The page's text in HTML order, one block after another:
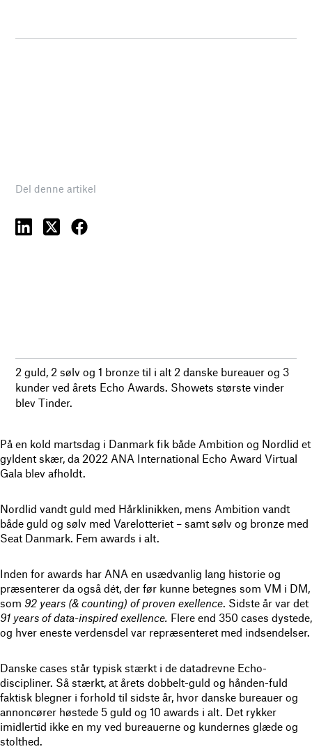
Del denne artikel
2 guld, 2 sølv og 1 bronze til i alt 2 danske bureauer og 3
kunder ved årets Echo Awards. Showets største vinder
blev Tinder.
På en kold martsdag i Danmark fik både Ambition og Nordlid et
gyldent skær, da 2022 ANA International Echo Award Virtual
Gala blev afholdt.
Nordlid vandt guld med Hårklinikken, mens Ambition vandt
både guld og sølv med Varelotteriet – samt sølv og bronze med
Seat Danmark. Fem awards i alt.
Inden for awards har ANA en usædvanlig lang historie og
præsenterer da også dét, der før kunne betegnes som VM i DM,
som 92 years (& counting) of proven exellence. Sidste år var det
91 years of data-inspired exellence. Flere end 350 cases dystede,
og hver eneste verdensdel var repræsenteret med indsendelser.
Danske cases står typisk stærkt i de datadrevne Echo-
discipliner. Så stærkt, at årets dobbelt-guld og hånden-fuld
faktisk blegner i forhold til sidste år, hvor danske bureauer og
annoncører høstede 5 guld og 10 awards i alt. Det rykker
imidlertid ikke en my ved bureauerne og kundernes glæde og
stolthed.